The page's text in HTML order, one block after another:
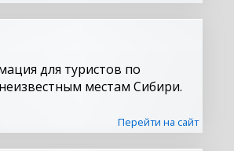
для туристов по
местам Сибири.
Перейти на сайт